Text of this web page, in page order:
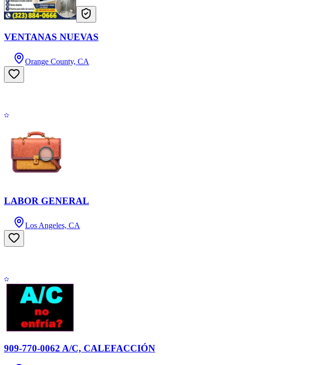
VENTANAS NUEVAS
Orange County, CA
LABOR GENERAL
Los Angeles, CA
909-770-0062 A/C, CALEFACCIÓN